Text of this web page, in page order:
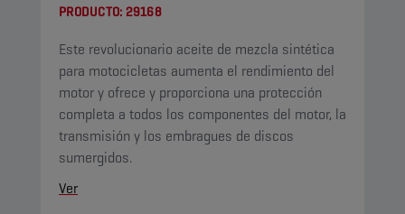
PRODUCTO: 29168
Este revolucionario aceite de mezcla sintética
para motocicletas aumenta el rendimiento del
motor y ofrece y proporciona una protección
completa a todos los componentes del motor, la
transmisión y los embragues de discos
sumergidos.
Ver